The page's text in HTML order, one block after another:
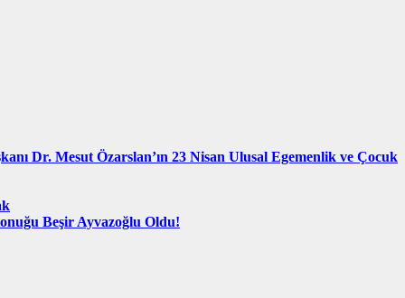
Dr. Mesut Özarslan’ın 23 Nisan Ulusal Egemenlik ve Çocuk
Beşir Ayvazoğlu Oldu!